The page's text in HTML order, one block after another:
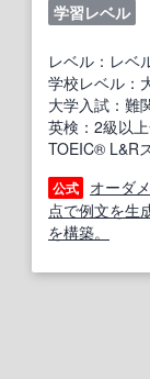
学習レベル
レベル：レベ
学校レベル：
大学入試：難
英検：2級以
TOEIC® L&R
公式
オーダ
点で例文を生
を構築。